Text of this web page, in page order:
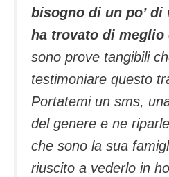
bisogno di un po’
ha trovato di meglio
sono prove tangibili
testimoniare questo
Portatemi un sms,
del genere e ne
che sono la sua
riuscito a vederlo in